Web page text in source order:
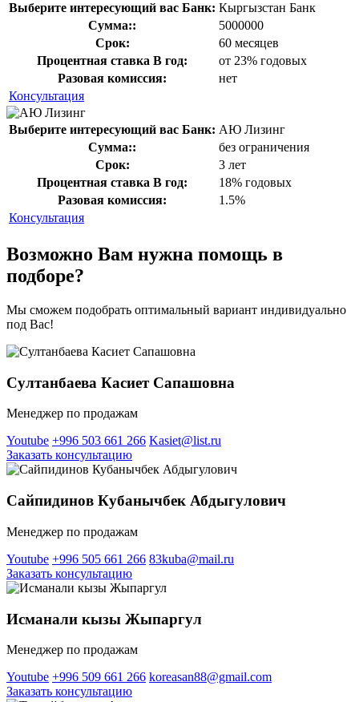
Выберите интересующий вас Банк: Кыргызстан Банк
Сумма::
5000000
Срок:
60 месяцев
Процентная ставка В год:
от 23% годовых
Разовая комиссия:
нет
Консультация
Выберите интересующий вас Банк: АЮ Лизинг
Сумма::
без ограничения
Срок:
3 лет
Процентная ставка В год:
18% годовых
Разовая комиссия:
1.5%
Консультация
Возможно Вам нужна помощь в
подборе?
Мы сможем подобрать оптимальный вариант индивидуально
под Вас!
Султанбаева Касиет Сапашовна
Менеджер по продажам
Youtube +996 503 661 266 Kasiet@list.ru
Заказать консультацию
Сайпидинов Кубанычбек Абдыгулович
Менеджер по продажам
Youtube +996 505 661 266 83kuba@mail.ru
Заказать консультацию
Исманали кызы Жыпаргул
Менеджер по продажам
Youtube +996 509 661 266 koreasan88@gmail.com
Заказать консультацию